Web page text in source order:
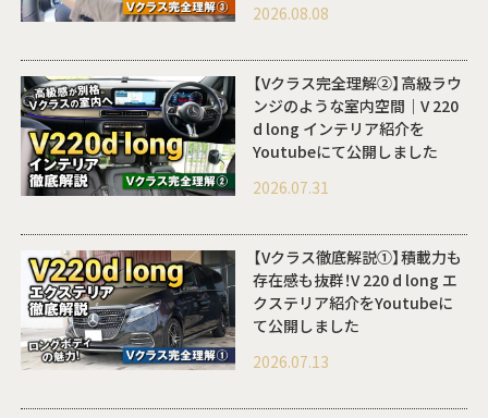
2026.08.08
【Vクラス完全理解②】高級ラウ
ンジのような室内空間｜V 220
d long インテリア紹介を
Youtubeにて公開しました
2026.07.31
【Vクラス徹底解説①】積載力も
存在感も抜群！V 220 d long エ
クステリア紹介をYoutubeに
て公開しました
2026.07.13